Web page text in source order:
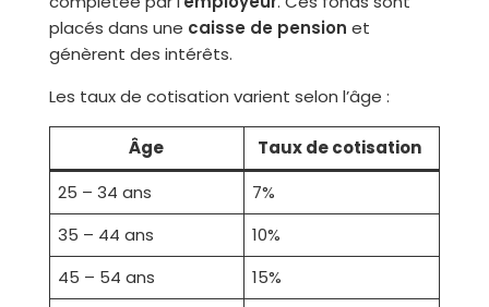
placés dans une caisse de pension et
génèrent des intérêts.
Les taux de cotisation varient selon l’âge :
Âge
Taux de cotisation
25 – 34 ans
7%
35 – 44 ans
10%
45 – 54 ans
15%